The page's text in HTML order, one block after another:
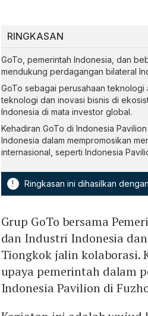
RINGKASAN
GoTo, pemerintah Indonesia, dan
mendukung perdagangan bilateral
GoTo sebagai perusahaan
teknologi dan inovasi bisnis di
Indonesia di mata investor global.
Kehadiran GoTo di Indonesia
Indonesia dalam mempromosikan
internasional, seperti Indonesia
! Ringkasan ini dihasilkan
Grup GoTo bersama
dan Industri Indonesia
Tiongkok jalin kolaborasi.
upaya pemerintah dalam
Indonesia Pavilion di